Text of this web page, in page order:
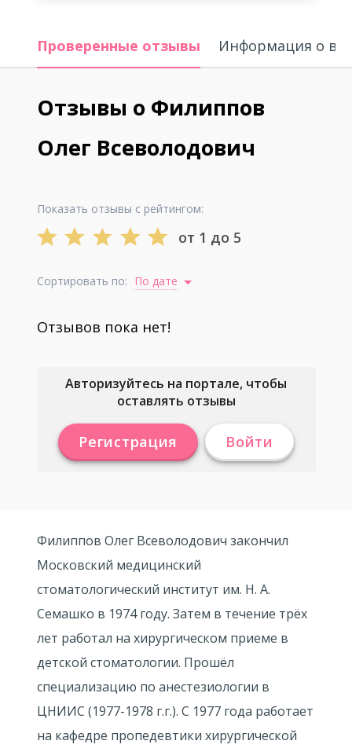
Проверенные отзывы Информация о
Отзывы о Филиппов
Олег Всеволодович
Показать отзывы с рейтингом:
от 1 до 5
Сортировать по: По дате
Отзывов пока нет!
Авторизуйтесь на портале, чтобы
оставлять отзывы
Регистрация Войти
Филиппов Олег Всеволодович закончил
Московский медицинский
стоматологический институт им. Н. А.
Семашко в 1974 году. Затем в течение трёх
лет работал на хирургическом приеме в
детской стоматологии. Прошёл
специализацию по анестезиологии в
ЦНИИС (1977-1978 г.г.). С 1977 года работает
на кафедре пропедевтики хирургической